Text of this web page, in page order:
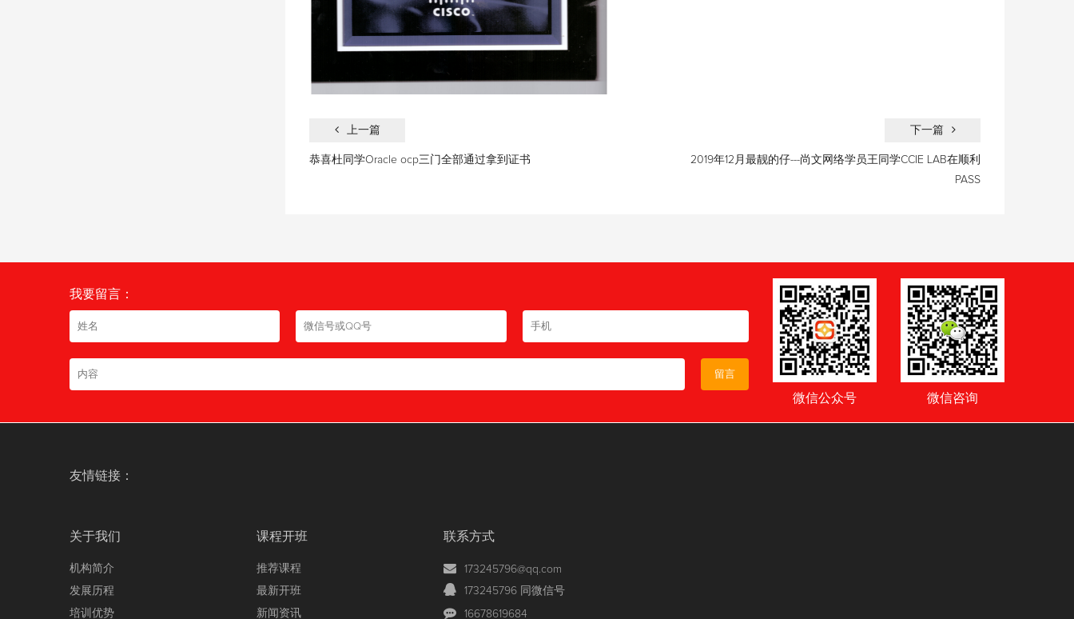
上一篇
恭喜杜同学Oracle ocp三门全部通过拿到证书
下一篇
2019年12月最靓的仔---尚文网络学员王同学CCIE LAB在顺利
PASS
我要留言：
留言
微信公众号 微信咨询
友情链接：
关于我们
机构简介
发展历程
培训优势
课程开班
推荐课程
最新开班
新闻资讯
联系方式
173245796@qq.com
173245796 同微信号
16678619684